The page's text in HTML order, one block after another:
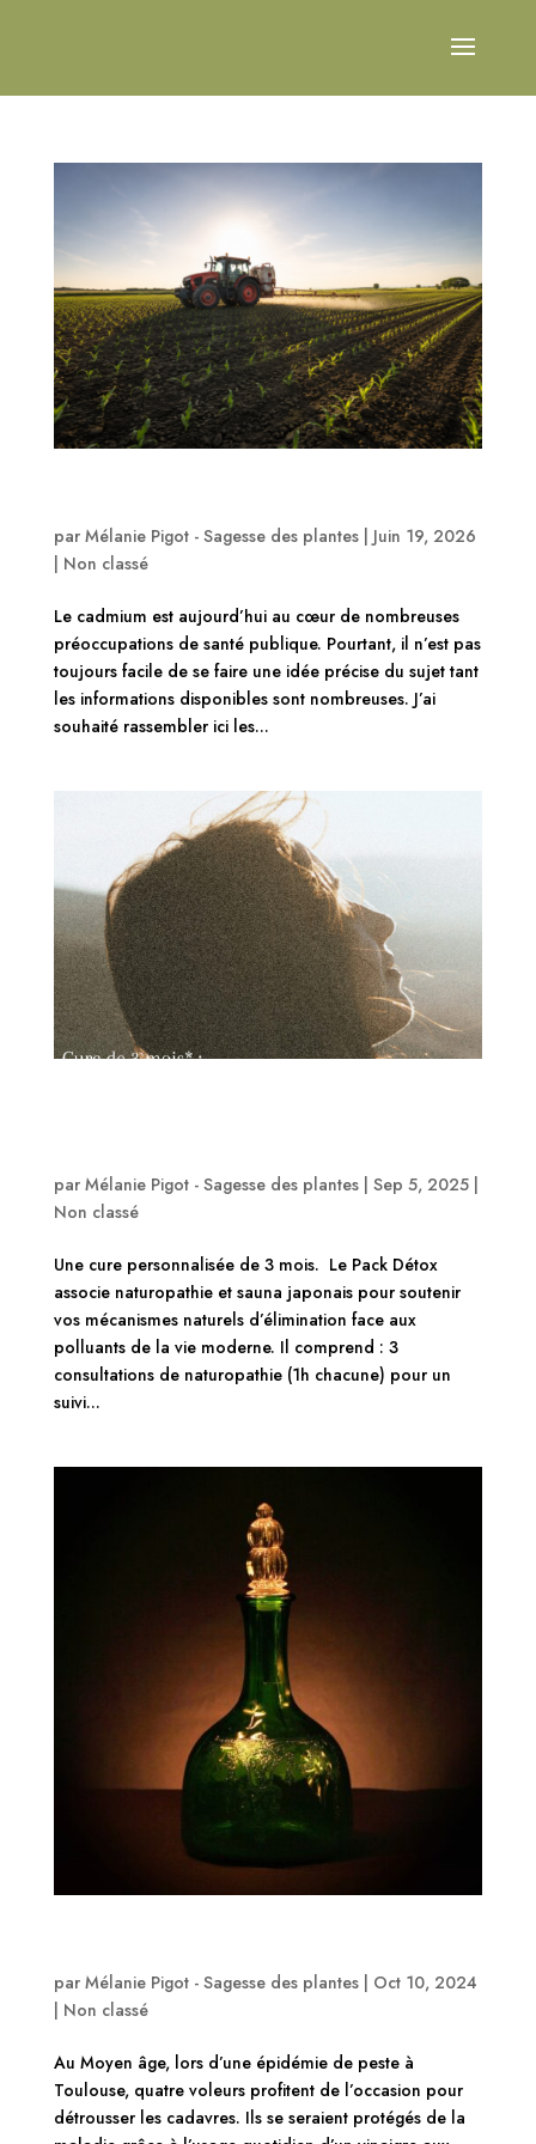
par Mélanie Pigot - Sagesse des plantes| Juin 19, 2026
| Non classé
Le cadmium est aujourd’hui au cœur de nombreuses
préoccupations de santé publique. Pourtant, il n’est pas
toujours facile de se faire une idée précise du sujet tant
les informations disponibles sont nombreuses. J’ai
souhaité rassembler ici les...
par Mélanie Pigot - Sagesse des plantes| Sep 5, 2025|
Non classé
Une cure personnalisée de 3 mois. Le Pack Détox
associe naturopathie et sauna japonais pour soutenir
vos mécanismes naturels d’élimination face aux
polluants de la vie moderne. Il comprend : 3
consultations de naturopathie (1h chacune) pour un
suivi...
par Mélanie Pigot - Sagesse des plantes| Oct 10, 2024
Non classé
Au Moyen âge, lors d’une épidémie de peste à
Toulouse, quatre voleurs profitent de l’occasion pour
détrousser les cadavres. Ils se seraient protégés de la